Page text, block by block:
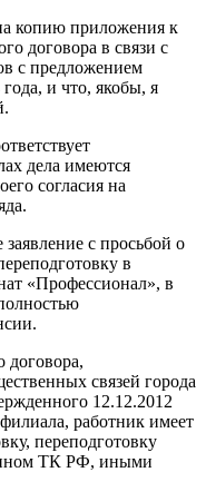
копию приложения к
договора в связи с
с предложением
и что, якобы, я
дела имеются
согласия на
с просьбой о
в
«Профессионал», в
договора,
связей города
12.12.2012
работник имеет
переподготовку
ТК РФ, иными